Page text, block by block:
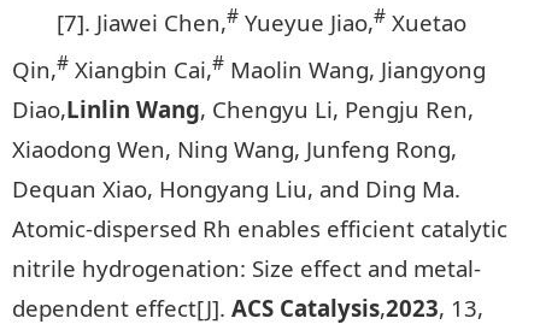
[7]. Jiawei Chen,# Yueyue Jiao,# Xuetao
Qin,# Xiangbin Cai,# Maolin Wang, Jiangyong
Diao,Linlin Wang, Chengyu Li, Pengju Ren,
Xiaodong Wen, Ning Wang, Junfeng Rong,
Dequan Xiao, Hongyang Liu, and Ding Ma.
Atomic-dispersed Rh enables efficient catalytic
nitrile hydrogenation: Size effect and metal-
dependent effect[J]. ACS Catalysis,2023, 13,